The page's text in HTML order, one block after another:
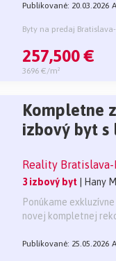
Publikované: 20.03.2026
Byty na predaj
257,500 €
3696 €/m²
Kompletne
izbový byt s
Reality Bratislava-
3 izbový byt | Hany
Ponúkame
novej kompletnej
Publikované: 25.05.2026